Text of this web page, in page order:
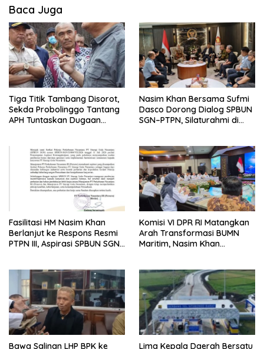
Baca Juga
Tiga Titik Tambang Disorot,
Sekda Probolinggo Tantang
APH Tuntaskan Dugaan
Nasim Khan Bersama Sufmi
Dasco Dorong Dialog SPBUN
SGN–PTPN, Silaturahmi di
Fasilitasi HM Nasim Khan
Berlanjut ke Respons Resmi
PTPN III, Aspirasi SPBUN SGN
Direksi
Komisi VI DPR RI Matangkan
Arah Transformasi BUMN
Maritim, Nasim Khan
Bawa Salinan LHP BPK ke
Lima Kepala Daerah Bersatu